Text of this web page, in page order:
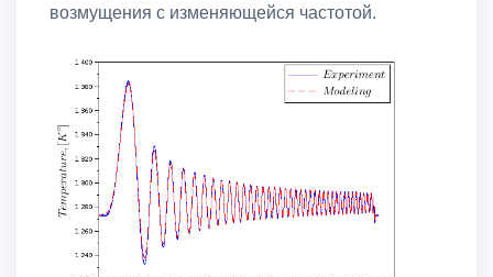
возмущения с изменяющейся частотой.